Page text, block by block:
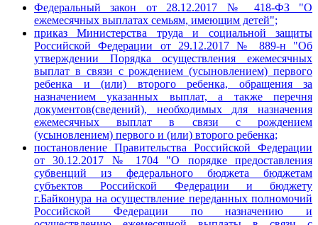
Федеральный закон от 28.12.2017 № 418-ФЗ "О
ежемесячных выплатах семьям, имеющим детей";
приказ Министерства труда и социальной защиты
Российской Федерации от 29.12.2017 № 889-н "Об
утверждении Порядка осуществления ежемесячных
выплат в связи с рождением (усыновлением) первого
ребенка и (или) второго ребенка, обращения за
назначением указанных выплат, а также перечня
документов(сведений), необходимых для назначения
ежемесячных выплат в связи с рождением
(усыновлением) первого и (или) второго ребенка;
постановление Правительства Российской Федерации
от 30.12.2017 № 1704 "О порядке предоставления
субвенций из федерального бюджета бюджетам
субъектов Российской Федерации и бюджету
г.Байконура на осуществление переданных полномочий
Российской Федерации по назначению и